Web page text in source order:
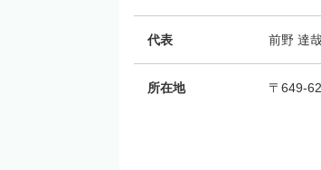
代表 前野 達
所在地 〒649-